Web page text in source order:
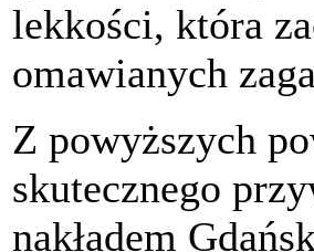
lekkości, która
omawianych
Z powyższych
skutecznego
nakładem